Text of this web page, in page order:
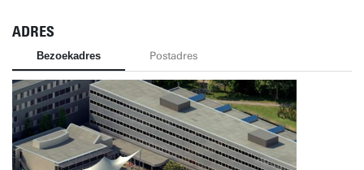
ADRES
Bezoekadres Postadres